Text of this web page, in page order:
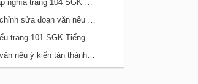
Bài 20 Đền ơn đáp nghĩa trang 104 SGK Tiếng Việt 5 Kết nối tri thức tập 2
Bài 20 Đánh giá, chỉnh sửa đoạn văn nêu ý kiến tán thành một sự vật, hiện tượng trang 103 SGK Tiếng Việt 5 Kết nối tri thức tập 2
Bài 20 Cụ Đồ Chiểu trang 101 SGK Tiếng Việt 5 Kết nối tri thức tập 2
Bài 19 Viết đoạn văn nêu ý kiến tán thành một sự việc, hiện tượng (Bài viết số 1) trang 100 SGK Tiếng Việt 5 Kết nối tri thức tập 2